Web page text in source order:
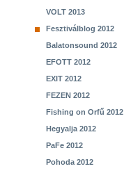
VOLT 2013
Fesztiválblog 2012
Balatonsound 2012
EFOTT 2012
EXIT 2012
FEZEN 2012
Fishing on Orfű 2012
Hegyalja 2012
PaFe 2012
Pohoda 2012